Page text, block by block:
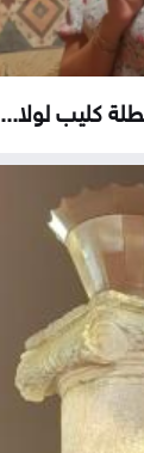
كليب لولا...